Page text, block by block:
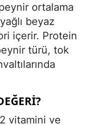
ortalama
beyaz
içerir. Protein
türü, tok
vitamini ve